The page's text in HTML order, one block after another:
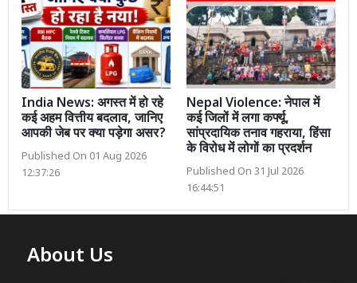
India News: अगस्त में हो रहे
कई अहम वित्तीय बदलाव, जानिए
आपकी जेब पर क्या पड़ेगा असर?
Published On 01 Aug 2026
12:37:26
Nepal Violence: नेपाल में
कई जिलों में लगा कर्फ्यू,
सांप्रदायिक तनाव गहराया, हिंसा
के विरोध में लोगों का प्रदर्शन
Published On 31 Jul 2026
16:44:51
About Us